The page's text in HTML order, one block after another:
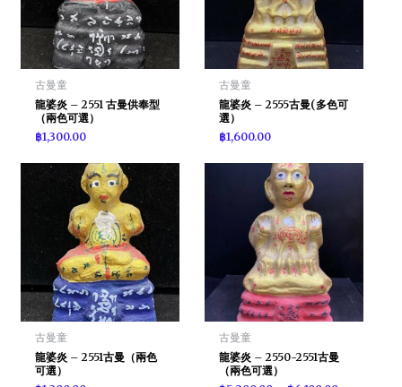
古曼童
龍婆炎 – 2551 古曼供奉型
（兩色可選）
฿1,300.00
古曼童
龍婆炎 – 2555古曼(多色可
選）
฿1,600.00
古曼童
龍婆炎 – 2551古曼（兩色
可選）
古曼童
龍婆炎 – 2550-2551古曼
（兩色可選）